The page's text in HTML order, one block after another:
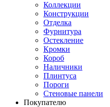
Коллекции
Конструкции
Отделка
Фурнитура
Остекление
Кромки
Короб
Наличники
Плинтуса
Пороги
Стеновые панели
Покупателю